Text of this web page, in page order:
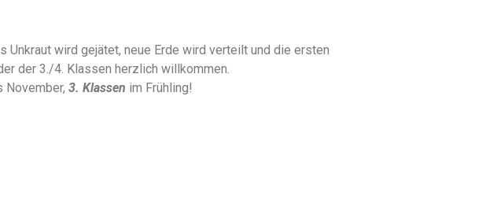
Unkraut wird gejätet, neue Erde wird verteilt und die ersten
der 3./4. Klassen herzlich willkommen.
November,3. Klassen im Frühling!